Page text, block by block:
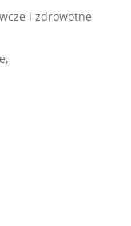
i zdrowotne